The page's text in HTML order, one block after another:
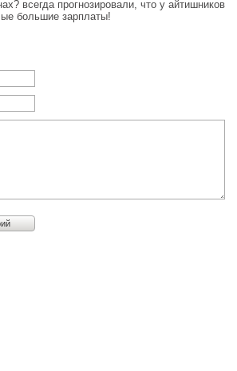
всегда прогнозировали, что у айтишников
большие зарплаты!